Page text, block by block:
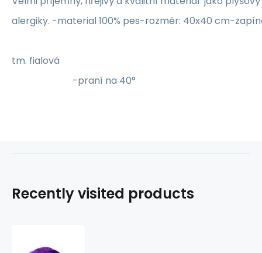
alergiky. -material 100% pes-rozměr:
tm.
-praní na 40°
Recently visited products